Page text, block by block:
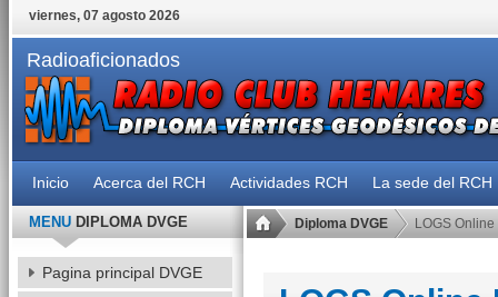
viernes, 07 agosto 2026
Radioaficionados
Inicio Acerca del RCH Actividades RCH La sede del RCH
Diploma DVGE LOGS Online
MENUDIPLOMA DVGE
Pagina principal DVGE